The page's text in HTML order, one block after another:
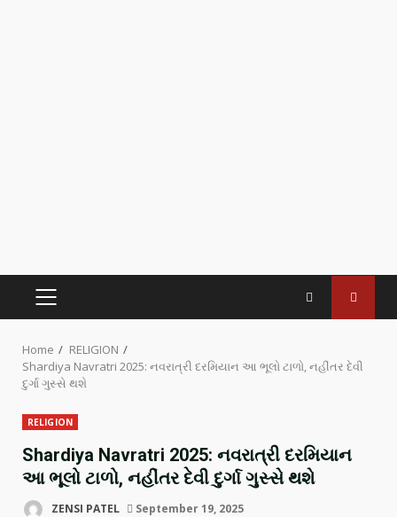
Home
RELIGION
Shardiya Navratri 2025: નવરાત્રી દરમિયાન આ ભૂલો ટાળો, નહીંતર દેવી
દુર્ગા ગુસ્સે થશે
RELIGION
Shardiya Navratri 2025: નવરાત્રી દરમિયાન
આ ભૂલો ટાળો, નહીંતર દેવી દુર્ગા ગુસ્સે થશે
ZENSI PATEL September 19, 2025